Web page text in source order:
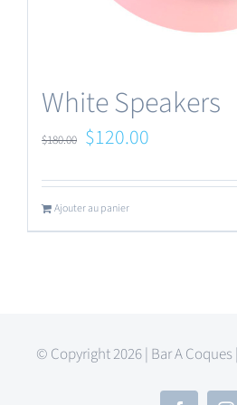
White Speakers
$180.00 Le
initial
était :
$120.00
est :
Ajouter au panier
© Copyright 2026 | Bar A